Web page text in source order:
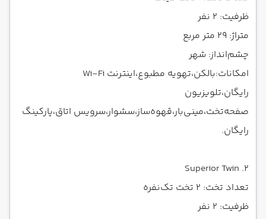
ظرفیت: ۲ نفر
متراژ: ۲۹ متر مربع
چشم‌انداز: شهر
امکانات:بالکن،تهویه مطبوع،اینترنت Wi-Fi
رایگان،تلویزیون
صفحه‌تخت،مینی‌بار،قهوه‌ساز،سشوار،سرویس اتاق،پارکینگ
رایگان.
2. Superior Twin
تعداد تخت: ۲ تخت تک‌نفره
ظرفیت: ۲ نفر